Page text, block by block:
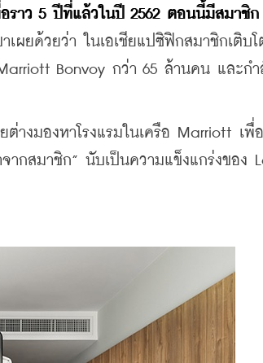
อราว 5 ปีที่แล้วในปี 2562 ตอนนี้มีสมาชิก
าเผยด้วยว่า ในเอเชียแปซิฟิกสมาชิกเติบ
Bonvoy กว่า 65 ล้านคน และกำ
งมองหาโรงแรมในเครือ Marriott เพื่อ
ากสมาชิก” นับเป็นความแข็งแกร่งของ